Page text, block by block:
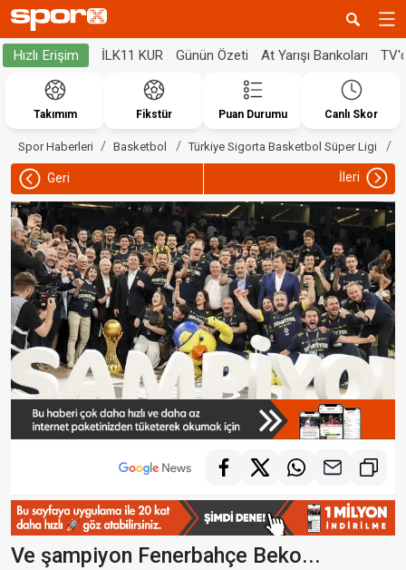
Hızlı Erişim İLK11 KUR Günün Özeti At Yarışı Bankoları
Takımım Fikstür Puan Durumu Canlı Skor
Spor Haberleri Basketbol Türkiye Sigorta Basketbol Süper Ligi
Geri İleri
Ve şampiyon Fenerbahçe Beko...